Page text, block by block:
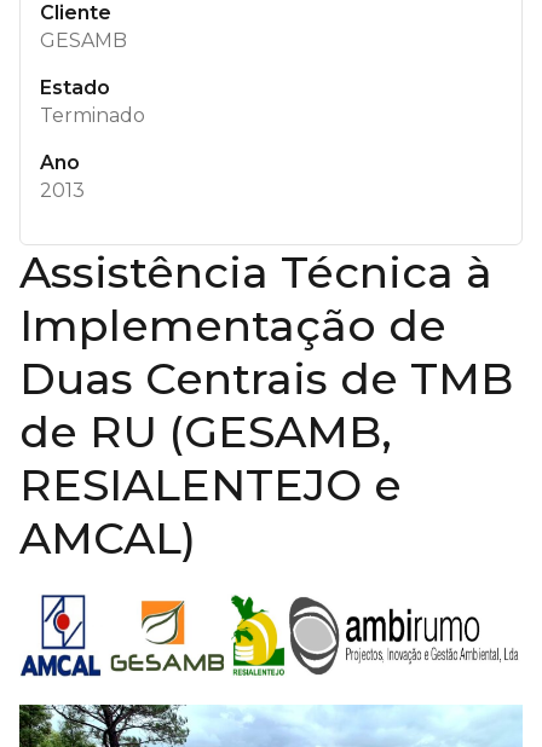
Cliente
GESAMB
Estado
Terminado
Ano
2013
Assistência Técnica à
Implementação de
Duas Centrais de TMB
de RU (GESAMB,
RESIALENTEJO e
AMCAL)